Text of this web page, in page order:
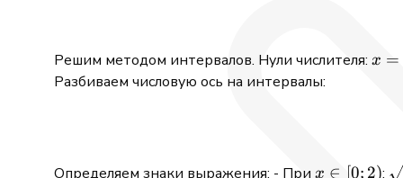
Решим методом интервалов. Нули числителя: x
x =
Разбиваем числовую ось на интервалы:
Определяем знаки выражения: - При x
x ∈ [0; 2):